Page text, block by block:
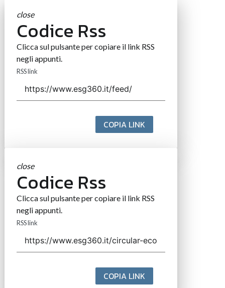
close
Codice Rss
Clicca sul pulsante per copiare il link RSS
negli appunti.
RSS link
COPIA LINK
close
Codice Rss
Clicca sul pulsante per copiare il link RSS
negli appunti.
RSS link
COPIA LINK